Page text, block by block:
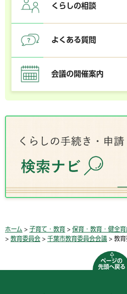
くらしの相談
よくある質問
会議の開催案内
ホーム > 子育て・教育 > 保育・教育・健全育
> 教育委員会 > 千葉市教育委員会会議 > 教
ページの
先頭へ戻る